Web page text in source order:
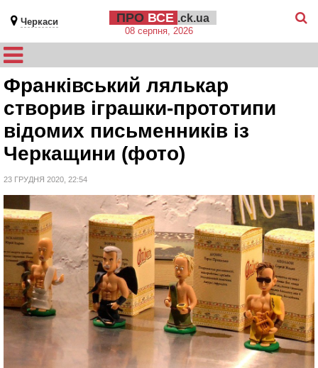
Черкаси ПРО ВСЕ .ck.ua
08 серпня, 2026
Франківський лялькар
створив іграшки-прототипи
відомих письменників із
Черкащини (фото)
23 ГРУДНЯ 2020, 22:54